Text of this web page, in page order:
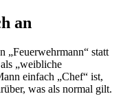
an
„Feuerwehrmann“ statt
„weibliche
einfach „Chef“ ist,
was als normal gilt.